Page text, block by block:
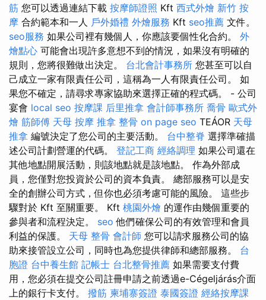
筋 您可以透過連結下載 按摩師證照 Kft 西式外燴 新竹 按
摩 合約範本和一人 戶外婚禮 外燴服務 Kft seo推薦 文件。
seo服務 如果公司裡有幾個人，你應該要個性化合約。 外
燴點心 可能會出現許多意想不到的情況，如果沒有明確的
規則，您將很難做出決定。 台北會計事務所 您甚至可以自
己成立一家有限責任公司，這稱為一人有限責任公司。 如
果您不確定，請尋求專家協助來選擇正確的程式碼。 - 公司
宴會 local seo 按摩課 后里推拿 會計師事務所 喬骨 歐式外
燴 筋師傅 天母 按摩 推拿 整骨 on page seo TEÁOR 天母
推拿 編號決定了您公司的主要活動。 台中整脊 選擇準確描
述公司計劃營運的代碼。 登記工商 經絡調理 如果公司還在
其他地點開展活動，則該地點就是該地點。 作為外部成
員，您僅對您投資於公司的資本負責。 總部服務可以是安
全的創辦公司方式，但你也必須考慮可能的風險。 這些步
驟對於 Kft 至關重要。 Kft 桃園外燴 的運作由幾個重要的
參與者和流程決定。 seo 他們確保公司的有效管理和會員
利益的保護。 天母 整骨 會計師 您可以請求服務公司的協
助來接管設立公司，同時也為您提供律師和總部服務。 台
胞證 台中養生館 記帳士 台北整骨推薦 如果需要支付費
用，您必須在提交公司註冊申請之前透過e-Cégeljárás介面
上的銀行卡支付。 撥筋 柬埔寨簽證 泰國簽證 經絡按摩課